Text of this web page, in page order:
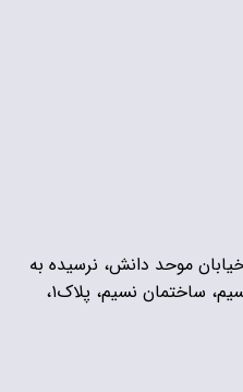
موحد دانش، نرسیده به
سفارت چین و آوا سنتر، کوچه‌ی نسیم، ساختمان نسیم، پلاک۱،